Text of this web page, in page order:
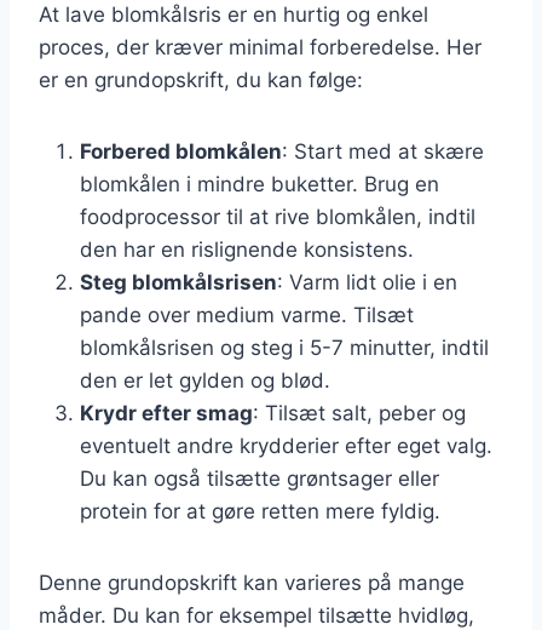
At lave blomkålsris er en hurtig og enkel
proces, der kræver minimal forberedelse. Her
er en grundopskrift, du kan følge:
Forbered blomkålen: Start med at skære
blomkålen i mindre buketter. Brug en
foodprocessor til at rive blomkålen, indtil
den har en rislignende konsistens.
Steg blomkålsrisen: Varm lidt olie i en
pande over medium varme. Tilsæt
blomkålsrisen og steg i 5-7 minutter, indtil
den er let gylden og blød.
Krydr efter smag: Tilsæt salt, peber og
eventuelt andre krydderier efter eget valg.
Du kan også tilsætte grøntsager eller
protein for at gøre retten mere fyldig.
Denne grundopskrift kan varieres på mange
måder. Du kan for eksempel tilsætte hvidløg,